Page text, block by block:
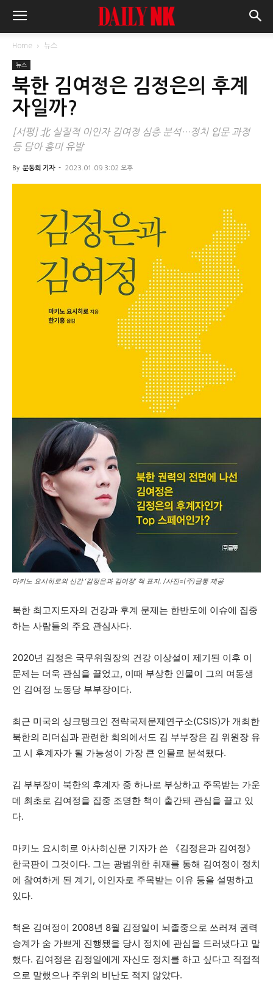
Home 뉴스
뉴스
북한 김여정은 김정은의 후계
자일까?
[서평] 北 실질적 이인자 김여정 심층 분석…정치 입문 과정
등 담아 흥미 유발
By 문동희 기자 - 2023.01.09 3:02 오후
마키노 요시히로의 신간 ‘김정은과 김여정’ 책 표지. /사진=(주)글통 제공
북한 최고지도자의 건강과 후계 문제는 한반도에 이슈에 집중
하는 사람들의 주요 관심사다.
2020년 김정은 국무위원장의 건강 이상설이 제기된 이후 이
문제는 더욱 관심을 끌었고, 이때 부상한 인물이 그의 여동생
인 김여정 노동당 부부장이다.
최근 미국의 싱크탱크인 전략국제문제연구소(CSIS)가 개최한
북한의 리더십과 관련한 회의에서도 김 부부장은 김 위원장 유
고 시 후계자가 될 가능성이 가장 큰 인물로 분석됐다.
김 부부장이 북한의 후계자 중 하나로 부상하고 주목받는 가운
데 최초로 김여정을 집중 조명한 책이 출간돼 관심을 끌고 있
다.
마키노 요시히로 아사히신문 기자가 쓴 《김정은과 김여정》
한국판이 그것이다. 그는 광범위한 취재를 통해 김여정이 정치
에 참여하게 된 계기, 이인자로 주목받는 이유 등을 설명하고
있다.
책은 김여정이 2008년 8월 김정일이 뇌졸중으로 쓰러져 권력
승계가 숨 가쁘게 진행됐을 당시 정치에 관심을 드러냈다고 말
했다. 김여정은 김정일에게 자신도 정치를 하고 싶다고 직접적
으로 말했으나 주위의 비난도 적지 않았다.